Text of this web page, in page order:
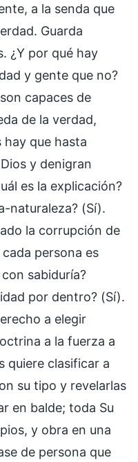
a la senda que
Guarda
¿Y por qué hay
y gente que no?
capaces de
de la verdad,
hay que hasta
y denigran
es la explicación?
naturaleza? (Sí).
la corrupción de
persona es
sabiduría?
por dentro? (Sí).
a elegir
a la fuerza a
quiere clasificar a
su tipo y revelarlas
en balde; toda Su
y obra en una
de persona que